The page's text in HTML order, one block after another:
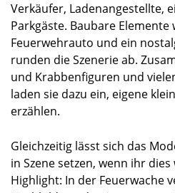
Verkäufer, Ladenangestellte,
Parkgäste. Baubare Elemente
Feuerwehrauto und ein
runden die Szenerie ab.
und Krabbenfiguren und
laden sie dazu ein, eigene
erzählen.
Gleichzeitig lässt sich das
in Szene setzen, wenn ihr
Highlight: In der Feuerwache